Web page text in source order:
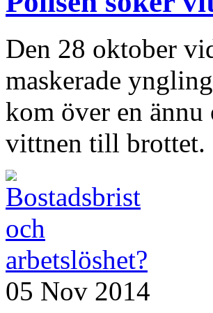
Den 28 oktober
maskerade
kom över en ännu
vittnen till brottet.
05 Nov 2014